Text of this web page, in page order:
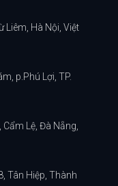
Liêm, Hà Nội, Việt
p.Phú Lợi, TP.
Lệ, Đà Nẵng,
Tân Hiệp, Thành